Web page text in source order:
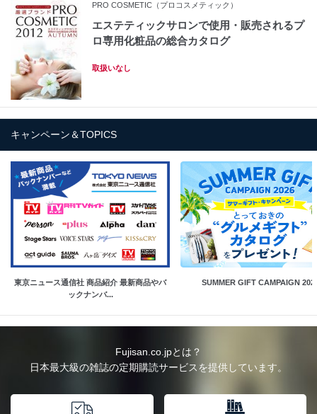
PRO COSMETIC（プロコスメティック）
エステティックサロンで使用・販売されるプ
ロ専用化粧品の総合カタログ
取扱いなし
キャンペーン＆TOPICS
東京ニュース通信社 商品紹介 最新商品やバ
ックナンバ...
SUMMER GIFT CAMPAIGN
Fujisan.co.jpとは？
日本最大級の雑誌の定期購読サービスを提供しています。